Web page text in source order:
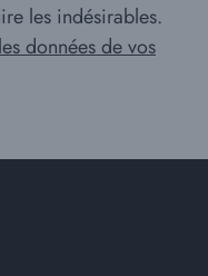
les indésirables.
données de vos